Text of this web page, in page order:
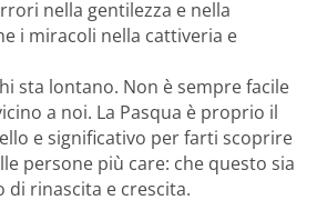
nella gentilezza e nella
i miracoli nella cattiveria e
sta lontano. Non è sempre facile
a noi. La Pasqua è proprio il
e significativo per farti scoprire
persone più care: che questo sia
di rinascita e crescita.